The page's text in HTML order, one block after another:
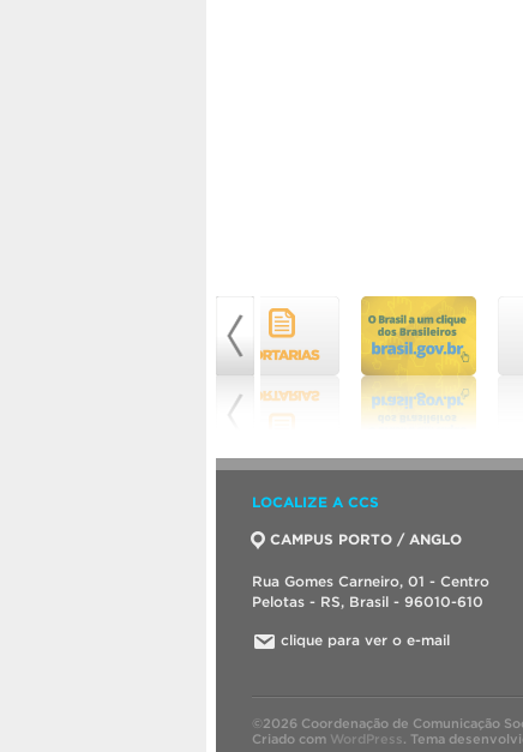
LOCALIZE A CCS
CAMPUS PORTO / ANGLO
Rua Gomes Carneiro, 01 - Centro
Pelotas - RS, Brasil - 96010-610
clique para ver o e-mail
©2026 Coordenação de Comunicação
Criado com WordPress. Tema